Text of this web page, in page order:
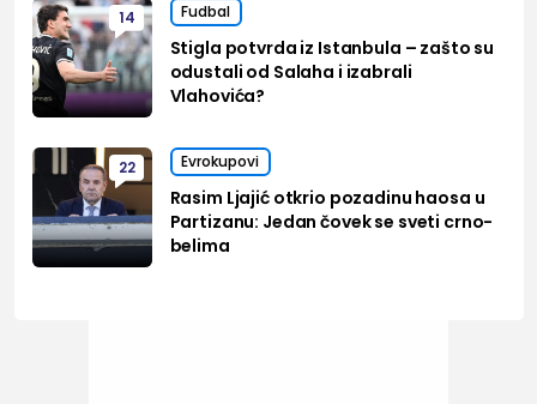
14 Fudbal
Stigla potvrda iz Istanbula – zašto su
odustali od Salaha i izabrali
Vlahovića?
22 Evrokupovi
Rasim Ljajić otkrio pozadinu haosa u
Partizanu: Jedan čovek se sveti crno-
belima